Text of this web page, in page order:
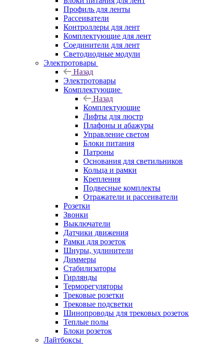
Профиль для ленты
Рассеиватели
Контроллеры для лент
Комплектующие для лент
Соединители для лент
Светодиодные модули
Электротовары
Назад
Электротовары
Комплектующие
Назад
Комплектующие
Лифты для люстр
Плафоны и абажуры
Управление светом
Блоки питания
Патроны
Основания для светильников
Кольца и рамки
Крепления
Подвесные комплекты
Отражатели и рассеиватели
Розетки
Звонки
Выключатели
Датчики движения
Рамки для розеток
Шнуры, удлинители
Диммеры
Стабилизаторы
Гирлянды
Терморегуляторы
Трековые розетки
Трековые подсветки
Шинопроводы для трековых розеток
Теплые полы
Блоки розеток
Лайтбоксы